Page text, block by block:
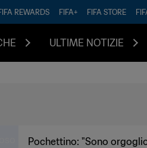
REWARDS FIFA+ FIFA STORE
ULTIME NOTIZIE
Pochettino: "Sono